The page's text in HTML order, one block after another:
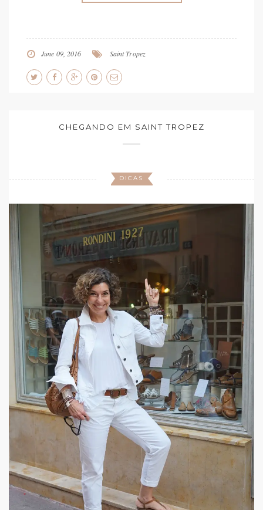
June 09, 2016 Saint Tropez
CHEGANDO EM SAINT TROPEZ
DICAS